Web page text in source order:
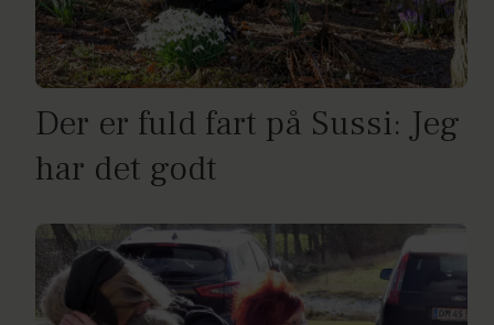
Der er fuld fart på Sussi: Jeg
har det godt